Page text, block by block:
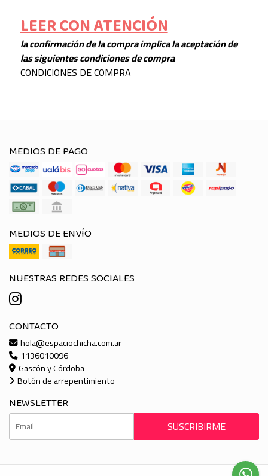
LEER CON ATENCIÓN
la confirmación de la compra implica la aceptación de
las siguientes condiciones de compra
CONDICIONES DE COMPRA
MEDIOS DE PAGO
MEDIOS DE ENVÍO
NUESTRAS REDES SOCIALES
CONTACTO
hola@espaciochicha.com.ar
1136010096
Gascón y Córdoba
Botón de arrepentimiento
NEWSLETTER
SUSCRIBIRME